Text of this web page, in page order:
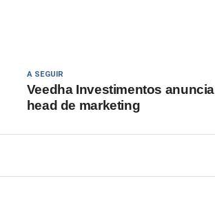
A SEGUIR
Veedha Investimentos anuncia
head de marketing